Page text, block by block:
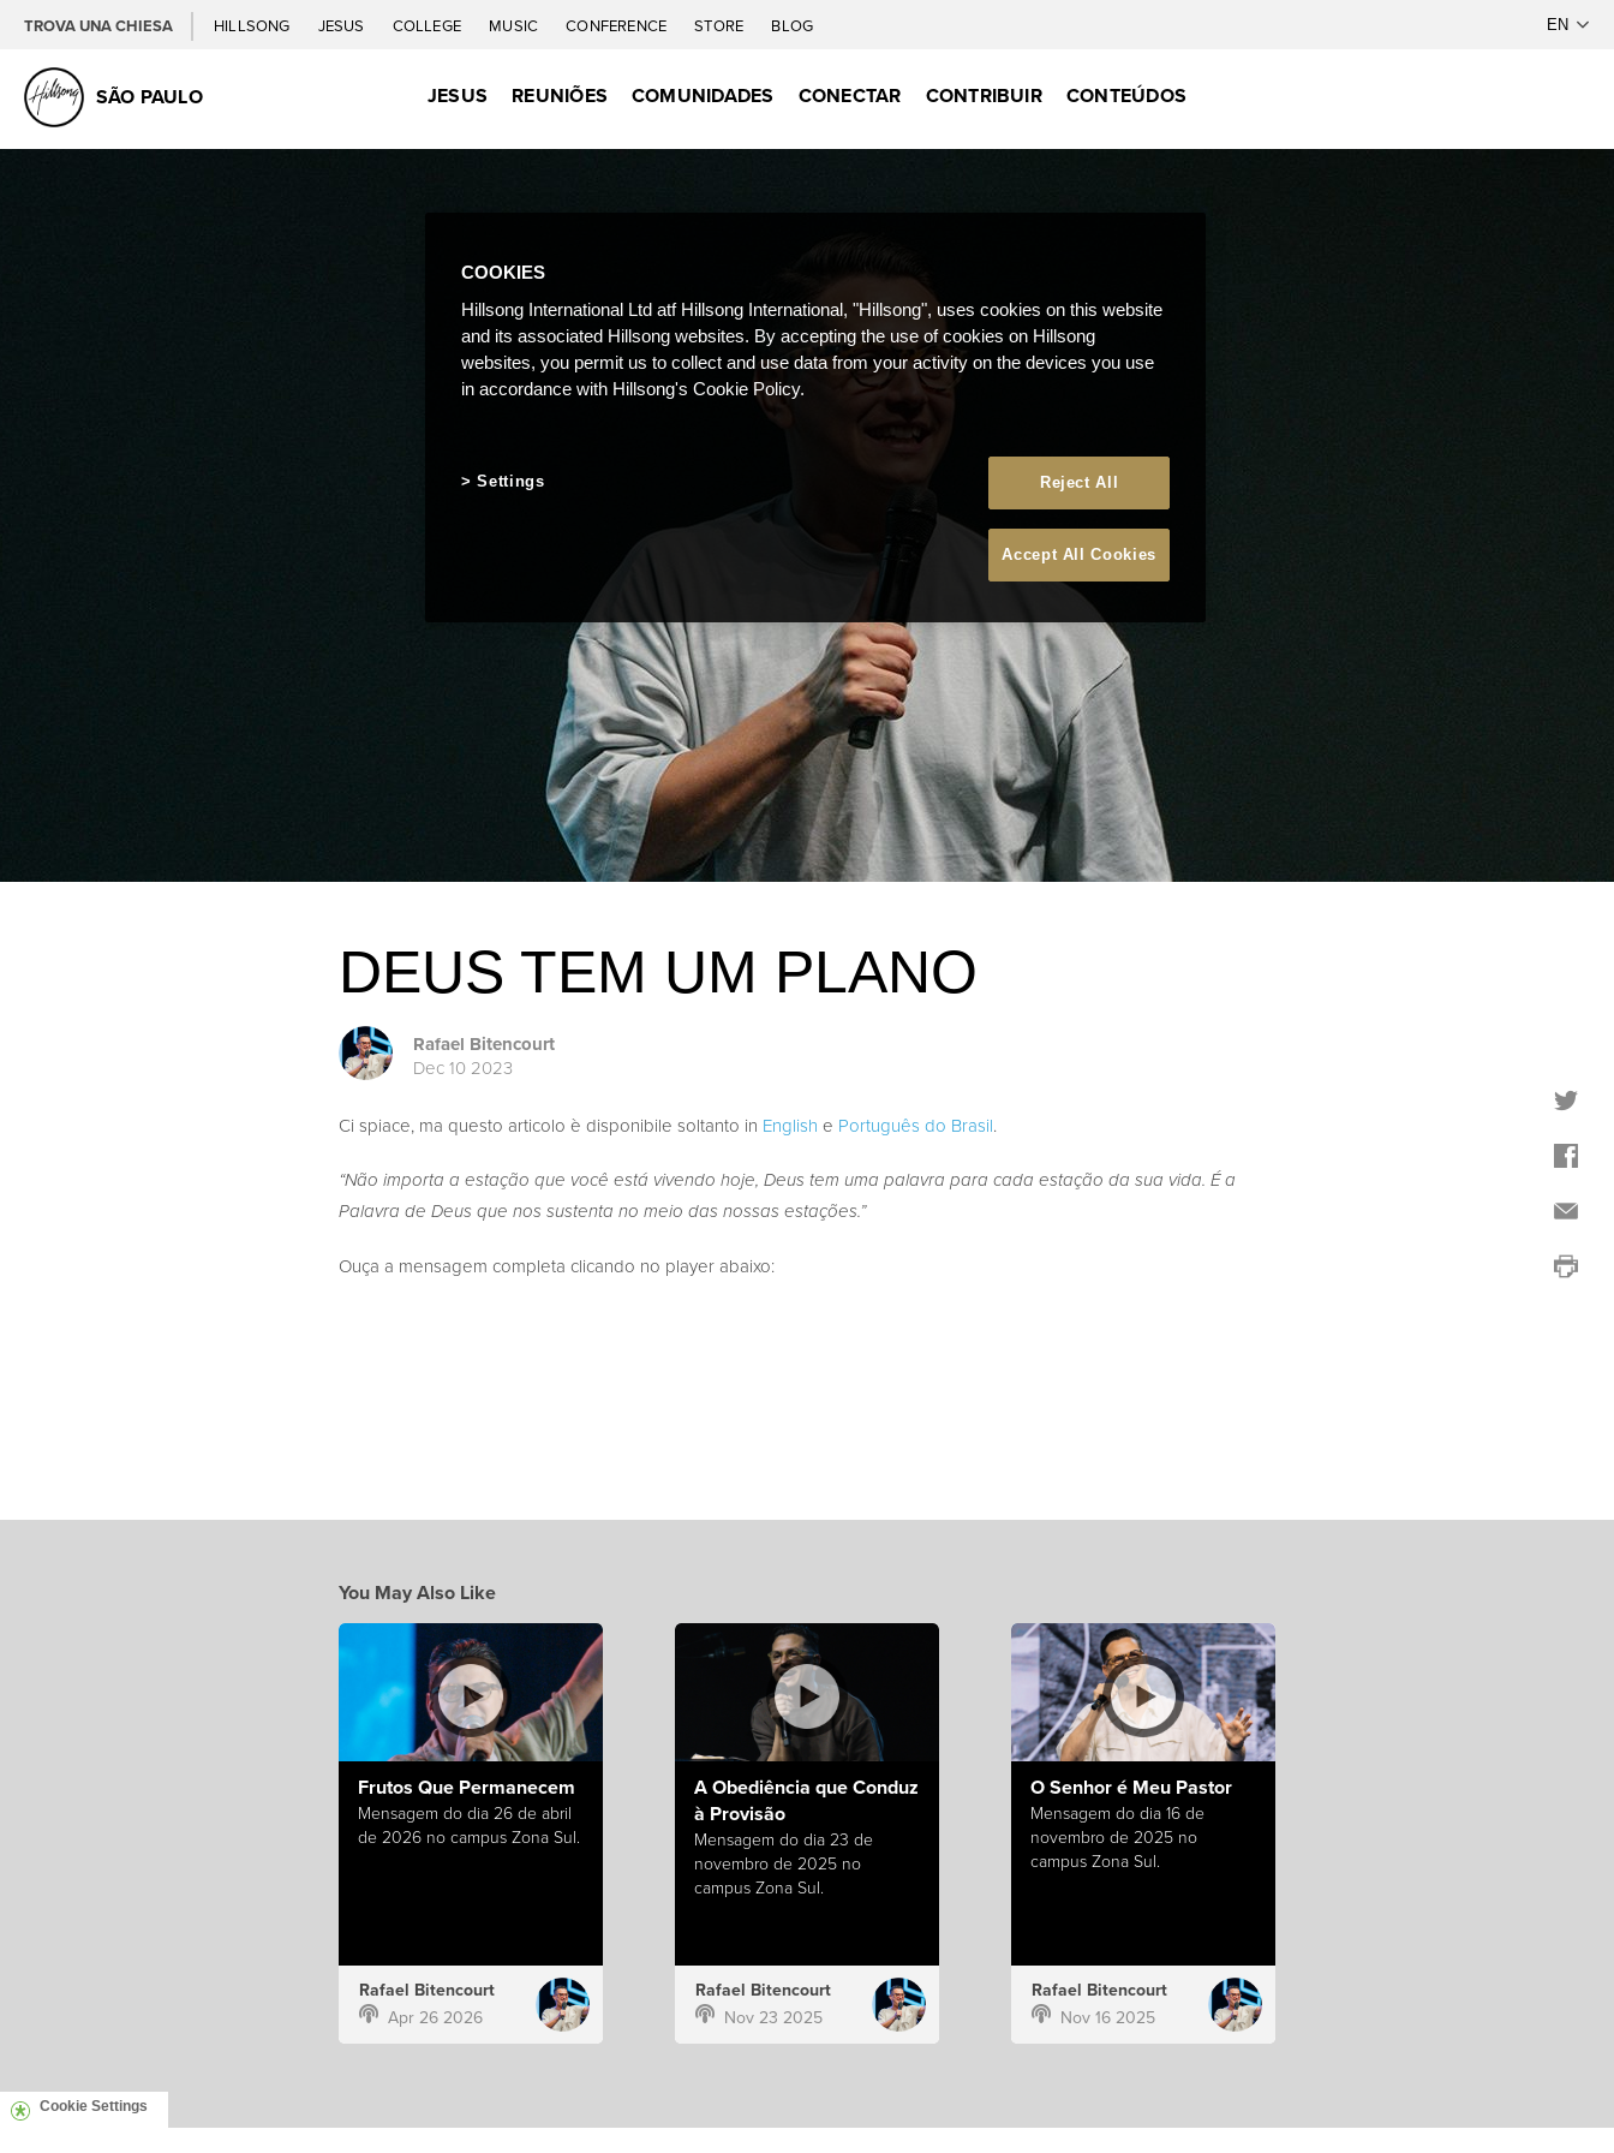
TROVA UNA CHIESA HILLSONG JESUS COLLEGE MUSIC CONFERENCE STORE BLOG
SÃO PAULO JESUS REUNIÕES COMUNIDADES CONECTAR CONTRIBUIR CONTEÚDOS
DEUS TEM UM PLANO
Rafael Bitencourt
Dec 10 2023
Ci spiace, ma questo articolo è disponibile soltanto in English e Português do Brasil.
“Não importa a estação que você está vivendo hoje, Deus tem uma palavra para cada estação da sua vida. É a
Palavra de Deus que nos sustenta no meio das nossas estações.”
Ouça a mensagem completa clicando no player abaixo:
You May Also Like
Frutos Que Permanecem
Mensagem do dia 26 de abril
de 2026 no campus Zona Sul.
Rafael Bitencourt
Apr 26 2026
A Obediência que Conduz
à Provisão
Mensagem do dia 23 de
novembro de 2025 no
campus Zona Sul.
Rafael Bitencourt
Nov 23 2025
O Senhor é Meu Pastor
Mensagem do dia 16 de
novembro de 2025 no
campus Zona Sul.
Rafael Bitencourt
Nov 16 2025
Cookie Settings
COOKIES
Hillsong International Ltd atf Hillsong International, "Hillsong", uses cookies on this website
and its associated Hillsong websites. By accepting the use of cookies on Hillsong
websites, you permit us to collect and use data from your activity on the devices you use
in accordance with Hillsong's Cookie Policy.
Reject All
Accept All Cookies
Settings